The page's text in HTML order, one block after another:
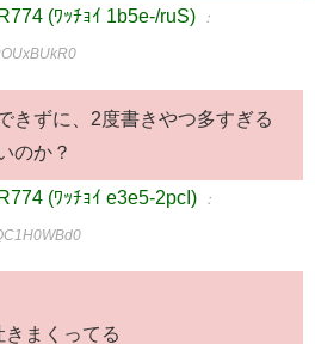
(ﾜｯﾁｮｲ 1b5e-/ruS) ：
きずに、2度書きやつ多すぎる
のか？
(ﾜｯﾁｮｲ e3e5-2pcI) ：
まくってる